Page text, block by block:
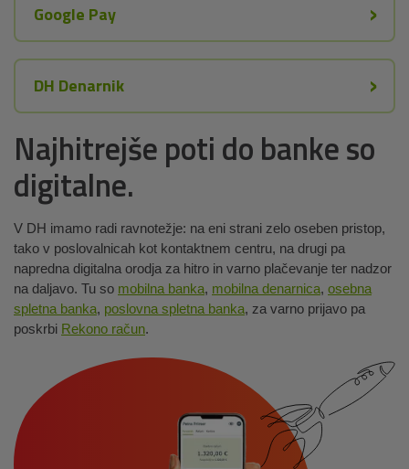
Google Pay
DH Denarnik
Najhitrejše poti do banke so
digitalne.
V DH imamo radi ravnotežje: na eni strani zelo oseben pristop,
tako v poslovalnicah kot kontaktnem centru, na drugi pa
napredna digitalna orodja za hitro in varno plačevanje ter nadzor
na daljavo. Tu so mobilna banka, mobilna denarnica, osebna
spletna banka, poslovna spletna banka, za varno prijavo pa
poskrbi Rekono račun.